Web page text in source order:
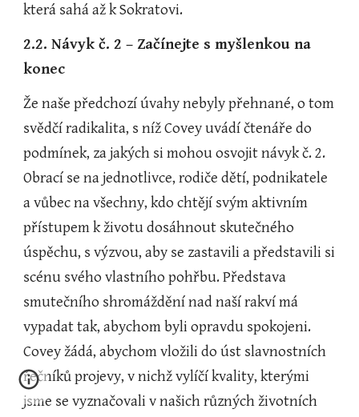
která sahá až k Sokratovi.
2.2. Návyk č. 2 – Začínejte s myšlenkou na
konec
Že naše předchozí úvahy nebyly přehnané, o tom
svědčí radikalita, s níž Covey uvádí čtenáře do
podmínek, za jakých si mohou osvojit návyk č. 2.
Obrací se na jednotlivce, rodiče dětí, podnikatele
a vůbec na všechny, kdo chtějí svým aktivním
přístupem k životu dosáhnout skutečného
úspěchu, s výzvou, aby se zastavili a představili si
scénu svého vlastního pohřbu. Představa
smutečního shromáždění nad naší rakví má
vypadat tak, abychom byli opravdu spokojeni.
Covey žádá, abychom vložili do úst slavnostních
řečníků projevy, v nichž vylíčí kvality, kterými
jsme se vyznačovali v našich různých životních